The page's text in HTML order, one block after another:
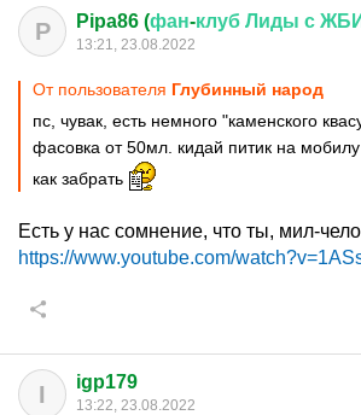
P Pipa86 (фан-клуб Лиды с ЖБИ
13:21, 23.08.2022
От пользователя Глубинный народ
пс, чувак, есть немного "каменского
фасовка от 50мл. кидай питик на мобилу
как забрать
Есть у нас сомнение, что ты, мил-
https://www.youtube.com/
I igp179
13:22, 23.08.2022